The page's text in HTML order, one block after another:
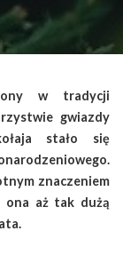
w tradycji
gwiazdy
stało się
znaczeniem
ona aż tak dużą